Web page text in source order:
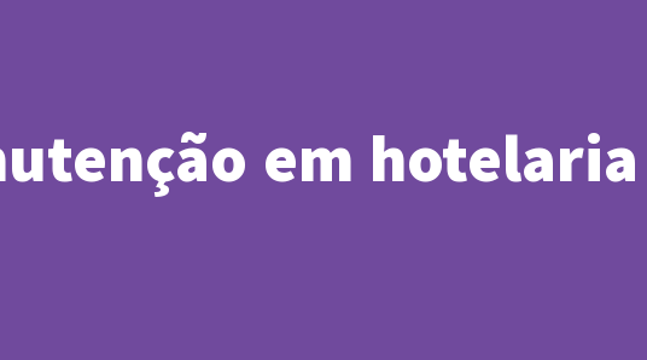
em hotelaria